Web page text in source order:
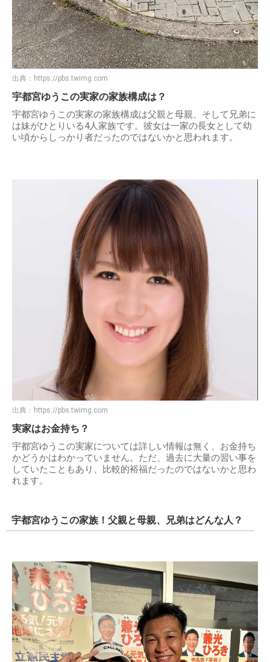
出典： https://pbs.twimg.com
宇都宮ゆうこの実家の家族構成は？
宇都宮ゆうこの実家の家族構成は父親と母親、そして兄弟に
は妹がひとりいる4人家族です。彼女は一家の長女として幼
い頃からしっかり者だったのではないかと思われます。
出典： https://pbs.twimg.com
実家はお金持ち？
宇都宮ゆうこの実家については詳しい情報は無く、お金持ち
かどうかはわかっていません。ただ、過去に大量の習い事を
していたこともあり、比較的裕福だったのではないかと思わ
れます。
宇都宮ゆうこの家族！父親と母親、兄弟はどんな人？